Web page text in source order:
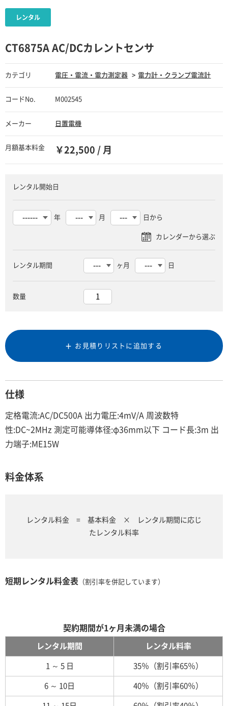
CT6875A AC/DCカレントセンサ
カテゴリ 電圧・電流・電力測定器 電力計・クランプ電流計
コードNo. M002545
メーカー 日置電機
月額基本料金 ￥22,500 / 月
レンタル開始日
年 月 日から
レンタル期間 ヶ月 日
数量
お見積りリストに追加する
仕様
定格電流:AC/DC500A 出力電圧:4mV/A 周波数特
性:DC~2MHz 測定可能導体径:φ36mm以下 コード長:3m 出
力端子:ME15W
料金体系
レンタル料金 = 基本料金 × レンタル期間に応じ
たレンタル料率
短期レンタル料金表 （割引率を併記しています）
契約期間が1ヶ月未満の場合
レンタル期間 レンタル料率
1 ～ 5 日 35％（割引率65％）
6 ～ 10日 40％（割引率60％）